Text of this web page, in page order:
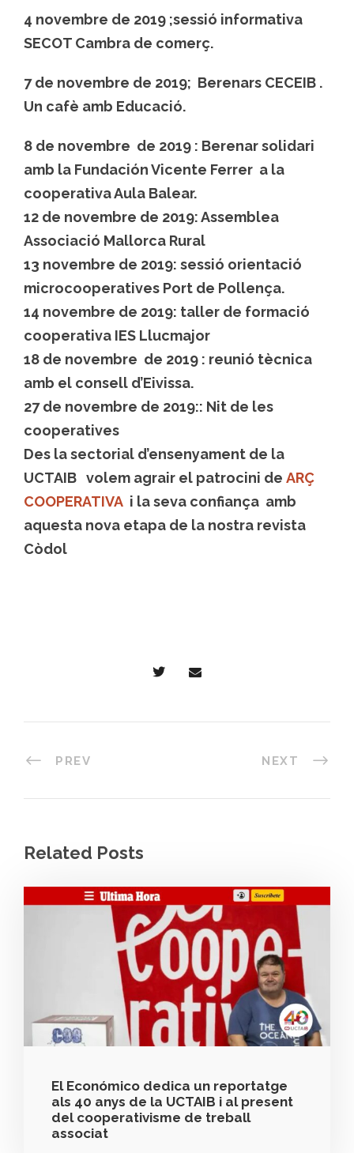
4 novembre de 2019 ;sessió informativa
SECOT Cambra de comerç.
7 de novembre de 2019; Berenars CECEIB .
Un cafè amb Educació.
8 de novembre de 2019 : Berenar solidari
amb la Fundación Vicente Ferrer a la
cooperativa Aula Balear.
12 de novembre de 2019: Assemblea
Associació Mallorca Rural
13 novembre de 2019: sessió orientació
microcooperatives Port de Pollença.
14 novembre de 2019: taller de formació
cooperativa IES Llucmajor
18 de novembre de 2019 : reunió tècnica
amb el consell d’Eivissa.
27 de novembre de 2019:: Nit de les
cooperatives
Des la sectorial d’ensenyament de la
UCTAIB volem agrair el patrocini de ARÇ
COOPERATIVA i la seva confiança amb
aquesta nova etapa de la nostra revista
Còdol
PREV NEXT
Related Posts
El Económico dedica un reportatge
als 40 anys de la UCTAIB i al present
del cooperativisme de treball
associat